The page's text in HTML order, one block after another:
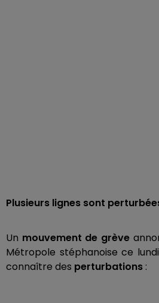
Plusieurs lignes sont
Un mouvement de grève
Métropole stéphanoise ce
connaître des perturbations :